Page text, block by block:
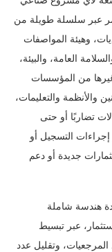
عبر سلسلة طويلة من
وهيئة المواصفات
العامة، والبيئة،
من المؤسسات
والأنظمة والتعليمات،
تضاربًا أو حتى
إجراءات التسجيل أو
جديدة أو دعم
هندسة شاملة
عبر تبسيط
المرجعيات، وتقليل عدد